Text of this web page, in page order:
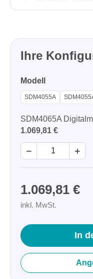
Ihre
Modell
SDM4055A
SDM4065A
1.069,81 €
− +
1.069,81 €
inkl. MwSt.
In